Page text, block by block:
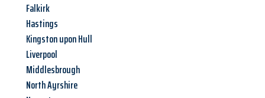
Falkirk
Hastings
Kingston upon Hull
Liverpool
Middlesbrough
North Ayrshire